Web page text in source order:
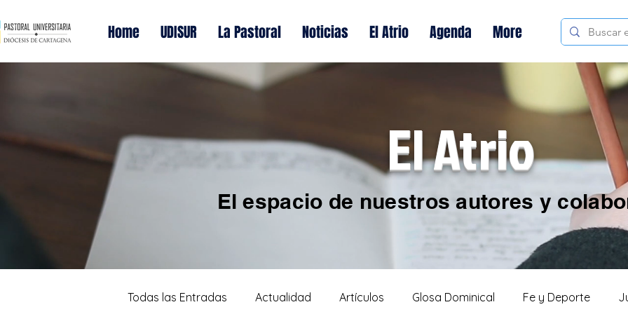
Home UDISUR La Pastoral Noticias El Atrio Agenda More
El Atrio
El espacio de nuestros autores y
Todas las Entradas Actualidad Artículos Glosa Dominical Fe y Deporte